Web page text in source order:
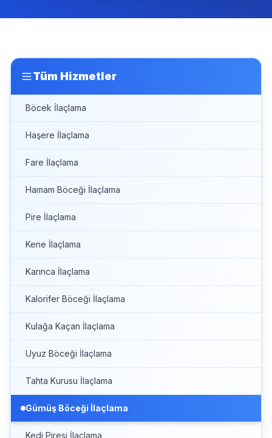
Tüm Hizmetler
Böcek İlaçlama
Haşere İlaçlama
Fare İlaçlama
Hamam Böceği İlaçlama
Pire İlaçlama
Kene İlaçlama
Karınca İlaçlama
Kalorifer Böceği İlaçlama
Kulağa Kaçan İlaçlama
Uyuz Böceği İlaçlama
Tahta Kurusu İlaçlama
Gümüş Böceği İlaçlama
Kedi Piresi İlaçlama